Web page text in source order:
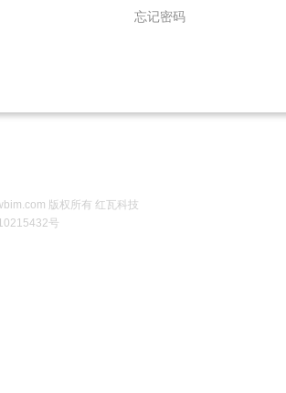
忘记密码
版权所有 红瓦科技
号